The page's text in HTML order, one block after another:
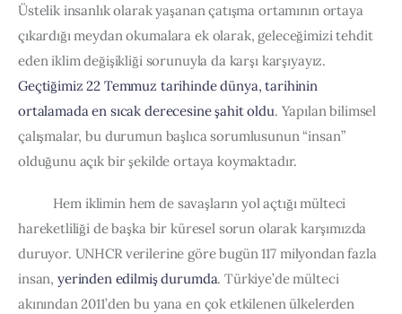
Üstelik insanlık olarak yaşanan çatışma ortamının ortaya
çıkardığı meydan okumalara ek olarak, geleceğimizi tehdit
eden iklim değişikliği sorunuyla da karşı karşıyayız.
Geçtiğimiz 22 Temmuz tarihinde dünya, tarihinin
ortalamada en sıcak derecesine şahit oldu. Yapılan bilimsel
çalışmalar, bu durumun başlıca sorumlusunun “insan”
olduğunu açık bir şekilde ortaya koymaktadır.
Hem iklimin hem de savaşların yol açtığı mülteci
hareketliliği de başka bir küresel sorun olarak karşımızda
duruyor. UNHCR verilerine göre bugün 117 milyondan fazla
insan, yerinden edilmiş durumda. Türkiye’de mülteci
akınından 2011’den bu yana en çok etkilenen ülkelerden